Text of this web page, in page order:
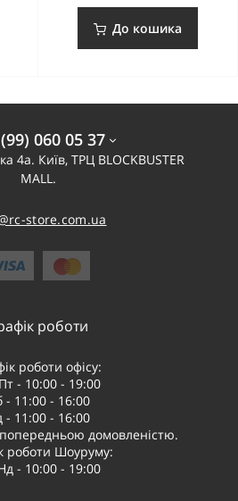
До кошика
060 05 37
4а. Київ, ТРЦ BLOCKBUSTER
MALL.
store.com.ua
роботи
роботи офісу:
- 10:00 - 19:00
- 11:00 - 16:00
- 11:00 - 16:00
попередньою домовленістю.
роботи Шоуруму:
- 10:00 - 19:00